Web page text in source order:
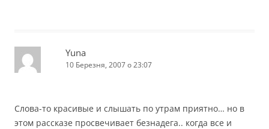
Yuna
10 Березня, 2007 о 23:07
Слова-то красивые и слышать по утрам приятно… но в
этом рассказе просвечивает безнадега.. когда все и